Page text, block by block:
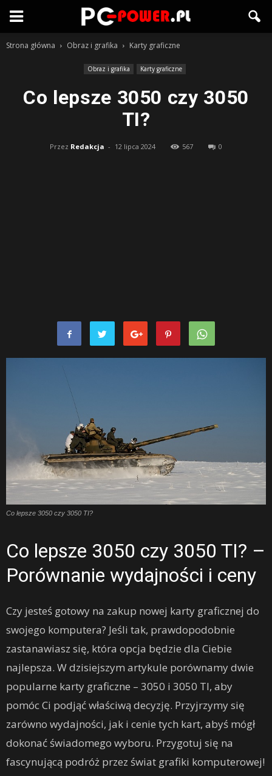
Strona główna Obraz i grafika Karty graficzne
Obraz i grafika Karty graficzne
Co lepsze 3050 czy 3050
TI?
Przez Redakcja - 12 lipca 2024 567 0
Co lepsze 3050 czy 3050 TI?
Co lepsze 3050 czy 3050 TI? –
Porównanie wydajności i ceny
Czy jesteś gotowy na zakup nowej karty graficznej do
swojego komputera? Jeśli tak, prawdopodobnie
zastanawiasz się, która opcja będzie dla Ciebie
najlepsza. W dzisiejszym artykule porównamy dwie
popularne karty graficzne – 3050 i 3050 TI, aby
pomóc Ci podjąć właściwą decyzję. Przyjrzymy się
zarówno wydajności, jak i cenie tych kart, abyś mógł
dokonać świadomego wyboru. Przygotuj się na
fascynującą podróż przez świat grafiki komputerowej!